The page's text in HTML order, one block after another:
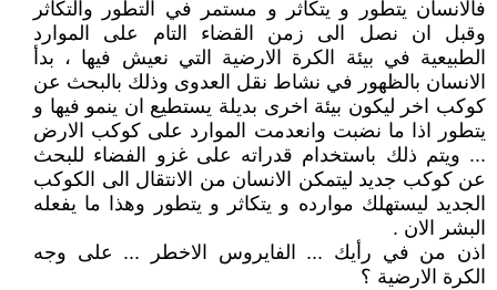
فالانسان يتطور و يتكاثر و مستمر في التطور والتكاثر
وقبل ان نصل الى زمن القضاء التام على الموارد
الطبيعية في بيئة الكرة الارضية التي نعيش فيها ، بدأ
الانسان بالظهور في نشاط نقل العدوى وذلك بالبحث عن
كوكب اخر ليكون بيئة اخرى بديلة يستطيع ان ينمو فيها و
يتطور اذا ما نضبت وانعدمت الموارد على كوكب الارض
... ويتم ذلك باستخدام قدراته على غزو الفضاء للبحث
عن كوكب جديد ليتمكن الانسان من الانتقال الى الكوكب
الجديد ليستهلك موارده و يتكاثر و يتطور وهذا ما يفعله
البشر الان .
اذن من في رأيك ... الفايروس الاخطر ... على وجه
الكرة الارضية ؟